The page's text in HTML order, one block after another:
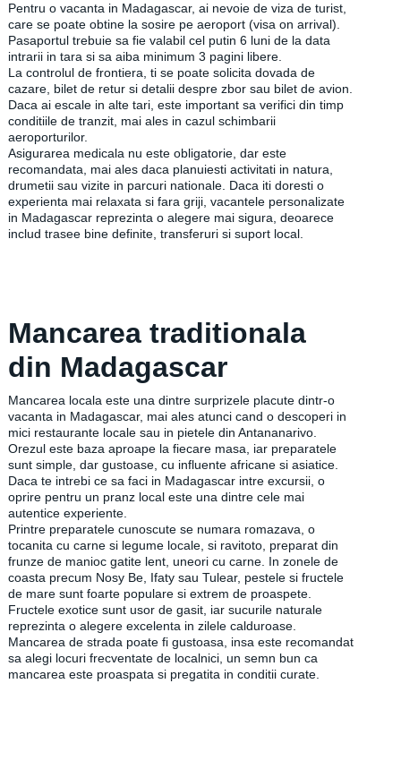
Pentru o vacanta in Madagascar, ai nevoie de viza de turist,
care se poate obtine la sosire pe aeroport (visa on arrival).
Pasaportul trebuie sa fie valabil cel putin 6 luni de la data
intrarii in tara si sa aiba minimum 3 pagini libere.
La controlul de frontiera, ti se poate solicita dovada de
cazare, bilet de retur si detalii despre zbor sau bilet de avion.
Daca ai escale in alte tari, este important sa verifici din timp
conditiile de tranzit, mai ales in cazul schimbarii
aeroporturilor.
Asigurarea medicala nu este obligatorie, dar este
recomandata, mai ales daca planuiesti activitati in natura,
drumetii sau vizite in parcuri nationale. Daca iti doresti o
experienta mai relaxata si fara griji, vacantele personalizate
in Madagascar reprezinta o alegere mai sigura, deoarece
includ trasee bine definite, transferuri si suport local.
Mancarea traditionala
din Madagascar
Mancarea locala este una dintre surprizele placute dintr-o
vacanta in Madagascar, mai ales atunci cand o descoperi in
mici restaurante locale sau in pietele din Antananarivo.
Orezul este baza aproape la fiecare masa, iar preparatele
sunt simple, dar gustoase, cu influente africane si asiatice.
Daca te intrebi ce sa faci in Madagascar intre excursii, o
oprire pentru un pranz local este una dintre cele mai
autentice experiente.
Printre preparatele cunoscute se numara romazava, o
tocanita cu carne si legume locale, si ravitoto, preparat din
frunze de manioc gatite lent, uneori cu carne. In zonele de
coasta precum Nosy Be, Ifaty sau Tulear, pestele si fructele
de mare sunt foarte populare si extrem de proaspete.
Fructele exotice sunt usor de gasit, iar sucurile naturale
reprezinta o alegere excelenta in zilele calduroase.
Mancarea de strada poate fi gustoasa, insa este recomandat
sa alegi locuri frecventate de localnici, un semn bun ca
mancarea este proaspata si pregatita in conditii curate.